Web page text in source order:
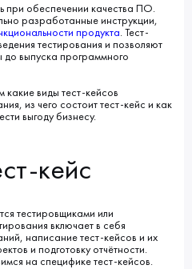
ПОРТФОЛИО
БЛОГ
при обеспечении качества ПО.
разработанные инструкции,
продукта. Тест-
тестирования и позволяют
до выпуска программного
виды тест-кейсов
из чего состоит тест-кейс и как
выгоду бизнесу.
кейс
тестировщиками или
включает в себя
написание тест-кейсов и их
и подготовку отчётности.
на специфике тест-кейсов.